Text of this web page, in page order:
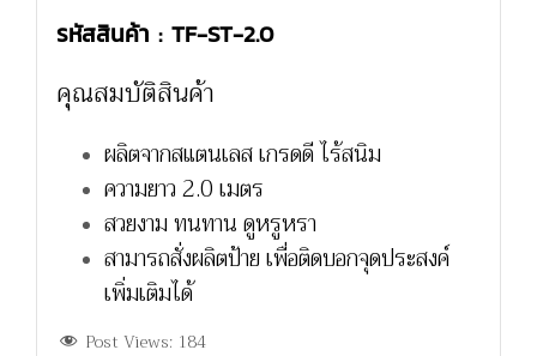
รหัสสินค้า : TF-ST-2.0
คุณสมบัติสินค้า
ผลิตจากสแตนเลส เกรดดี ไร้สนิม
ความยาว 2.0 เมตร
สวยงาม ทนทาน ดูหรูหรา
สามารถสั่งผลิตป้าย เพื่อติดบอกจุดประสงค์
เพิ่มเติมได้
Post Views: 184